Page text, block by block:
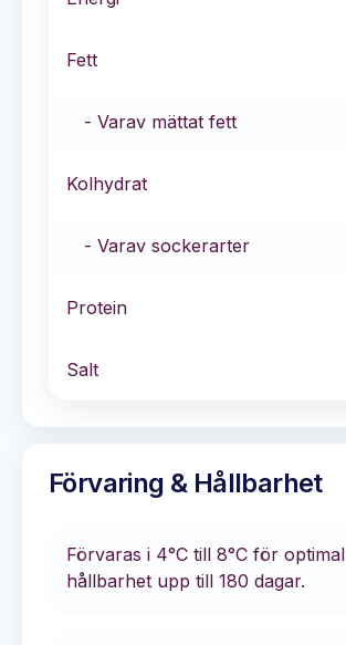
Fett
- Varav mättat fett
Kolhydrat
- Varav sockerarter
Protein
Salt
Förvaring & Hållbarhet
Förvaras i 4°C till 8°C för optimal
hållbarhet upp till 180 dagar.